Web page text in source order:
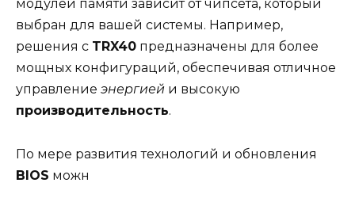
модулей памяти зависит от чипсета, который
выбран для вашей системы. Например,
решения с TRX40 предназначены для более
мощных конфигураций, обеспечивая отличное
управление энергией и высокую
производительность.
По мере развития технологий и обновления
BIOS можн